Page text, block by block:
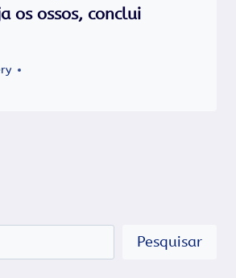
os ossos, conclui
Pesquisar